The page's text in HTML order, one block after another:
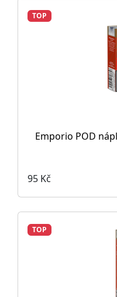
TOP
Emporio POD
95 Kč
TOP